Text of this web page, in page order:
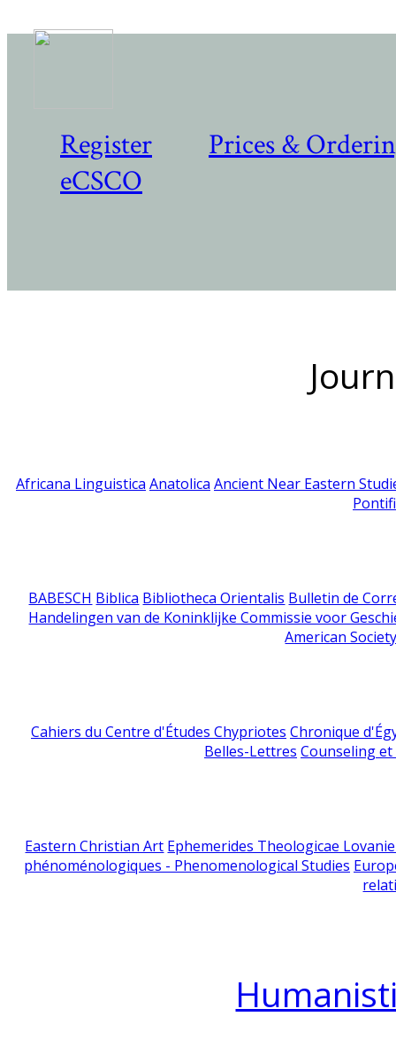
Register
Prices &
eCSCO
Africana Linguistica Anatolica Ancient Near Eastern
BABESCH Biblica Bibliotheca Orientalis Bulletin de
Handelingen van de Koninklijke Commissie voor
American
Cahiers du Centre d'Études Chypriotes Chronique
Belles-Lettres Counseling
Eastern Christian Art Ephemerides Theologicae
phénoménologiques - Phenomenological Studies